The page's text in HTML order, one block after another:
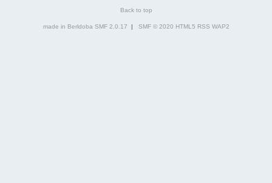
Back to top
made in Berldoba SMF 2.0.17 | SMF © 2020 HTML5 RSS WAP2